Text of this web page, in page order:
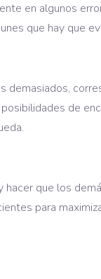
en algunos
que hay que
demasiados,
de
que los
para